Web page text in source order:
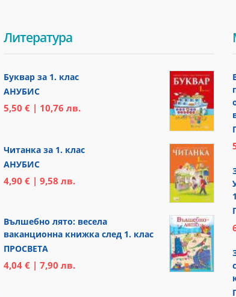
Литература
Буквар за 1. клас
АНУБИС
5,50 € | 10,76 лв.
Читанка за 1. клас
АНУБИС
4,90 € | 9,58 лв.
Вълшебно лято: весела
ваканционна книжка след 1. клас
ПРОСВЕТА
4,04 € | 7,90 лв.